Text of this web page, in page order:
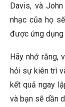
Davis, và
nhạc của họ
được ứng dụng
Hãy nhớ rằng,
hỏi sự kiên trì
kết quả ngay
và bạn sẽ dần